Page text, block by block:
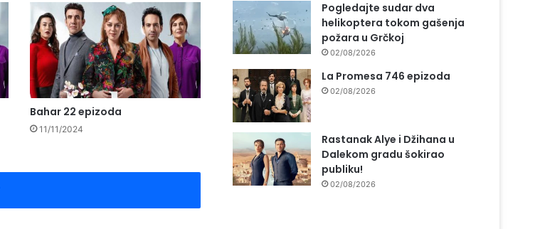
Bahar 22 epizoda
11/11/2024
Pogledajte sudar dva
helikoptera tokom gašenja
požara u Grčkoj
02/08/2026
La Promesa 746 epizoda
02/08/2026
Rastanak Alye i Džihana u
Dalekom gradu šokirao
publiku!
02/08/2026